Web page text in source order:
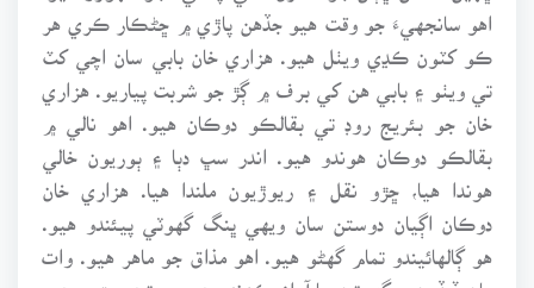
اهو سانجهيءَ جو وقت هيو جڏهن پاڙي ۾ ڇڻڪار ڪري هر
ڪو کٽون ڪڍي ويٺل هيو. هزاري خان بابي سان اچي کٽ
تي ويٺو ۽ بابي هن کي برف ۾ ڳڙ جو شربت پياريو. هزاري
خان جو بئريج روڊ تي بقالڪو دوڪان هيو. اهو نالي ۾
بقالڪو دوڪان هوندو هيو. اندر سڀ دٻا ۽ ٻوريون خالي
هوندا هيا، ڇڙو نقل ۽ ريوڙيون ملندا هيا. هزاري خان
دوڪان اڳيان دوستن سان ويهي ڀنگ گهوٽي پيئندو هيو.
هو ڳالهائيندو تمام گهڻو هيو. اهو مذاق جو ماهر هيو. وات
مان ڏيڏرن ۽ گهوڙن جا آواز ڪڍندو هيو. پوڙهو مڙس هيو